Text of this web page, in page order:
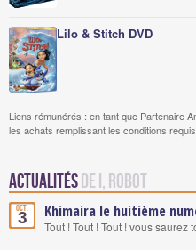
Lilo & Stitch DVD
Liens rémunérés : en tant que Partenaire
les achats remplissant les conditions
Actualités de I, Robot
Oct.
3 Khimaira le huitième
Tout ! Tout ! Tout ! vous saurez